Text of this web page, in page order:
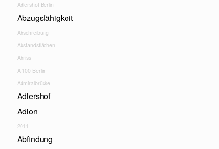
Adlershof Berlin
Abzugsfähigkeit
Abschreibung
Abstandsflächen
Abriss
A 100 Berlin
Admiralbrücke
Adlershof
Adlon
2011
Abfindung